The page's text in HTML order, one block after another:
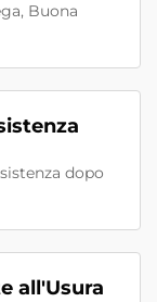
Buona
dopo
all'Usura